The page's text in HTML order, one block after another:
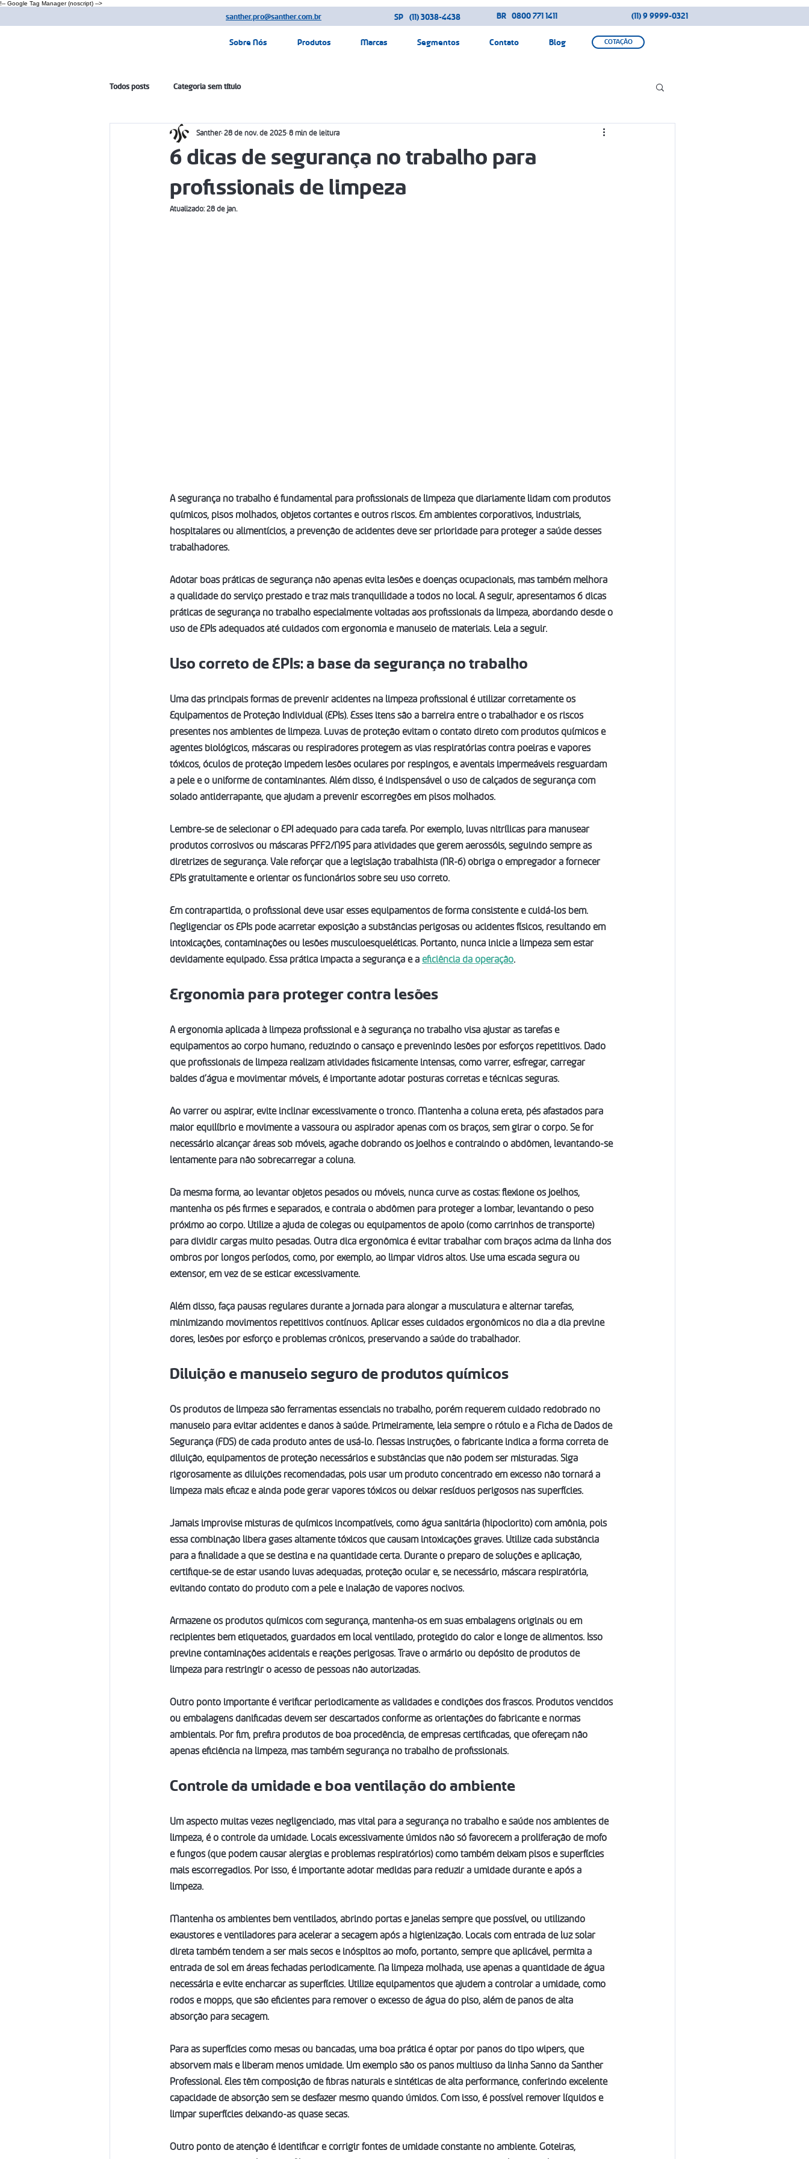
!-- Google Tag Manager (noscript) -->
santher.pro@santher.com.br SP (11) 3038-4438 BR 0800 771 1411 (11) 9 9999-0321
Sobre Nós Produtos Marcas Segmentos Contato Blog COTAÇÃO
Todos posts Categoria sem título
6 dicas de segurança no trabalho para
profissionais de limpeza
Santher 28 de nov. de 2025 8 min de leitura
Atualizado: 28 de jan.
A segurança no trabalho é fundamental para profissionais de limpeza que diariamente lidam com produtos
químicos, pisos molhados, objetos cortantes e outros riscos. Em ambientes corporativos, industriais,
hospitalares ou alimentícios, a prevenção de acidentes deve ser prioridade para proteger a saúde desses
trabalhadores.
Adotar boas práticas de segurança não apenas evita lesões e doenças ocupacionais, mas também melhora
a qualidade do serviço prestado e traz mais tranquilidade a todos no local. A seguir, apresentamos 6 dicas
práticas de segurança no trabalho especialmente voltadas aos profissionais da limpeza, abordando desde o
uso de EPIs adequados até cuidados com ergonomia e manuseio de materiais. Leia a seguir.
Uso correto de EPIs: a base da segurança no trabalho
Uma das principais formas de prevenir acidentes na limpeza profissional é utilizar corretamente os
Equipamentos de Proteção Individual (EPIs). Esses itens são a barreira entre o trabalhador e os riscos
presentes nos ambientes de limpeza. Luvas de proteção evitam o contato direto com produtos químicos e
agentes biológicos, máscaras ou respiradores protegem as vias respiratórias contra poeiras e vapores
tóxicos, óculos de proteção impedem lesões oculares por respingos, e aventais impermeáveis resguardam
a pele e o uniforme de contaminantes. Além disso, é indispensável o uso de calçados de segurança com
solado antiderrapante, que ajudam a prevenir escorregões em pisos molhados.
Lembre-se de selecionar o EPI adequado para cada tarefa. Por exemplo, luvas nitrílicas para manusear
produtos corrosivos ou máscaras PFF2/N95 para atividades que gerem aerossóis, seguindo sempre as
diretrizes de segurança. Vale reforçar que a legislação trabalhista (NR-6) obriga o empregador a fornecer
EPIs gratuitamente e orientar os funcionários sobre seu uso correto.
Em contrapartida, o profissional deve usar esses equipamentos de forma consistente e cuidá-los bem.
Negligenciar os EPIs pode acarretar exposição a substâncias perigosas ou acidentes físicos, resultando em
intoxicações, contaminações ou lesões musculoesqueléticas. Portanto, nunca inicie a limpeza sem estar
devidamente equipado. Essa prática impacta a segurança e a eficiência da operação.
Ergonomia para proteger contra lesões
A ergonomia aplicada à limpeza profissional e à segurança no trabalho visa ajustar as tarefas e
equipamentos ao corpo humano, reduzindo o cansaço e prevenindo lesões por esforços repetitivos. Dado
que profissionais de limpeza realizam atividades fisicamente intensas, como varrer, esfregar, carregar
baldes d’água e movimentar móveis, é importante adotar posturas corretas e técnicas seguras.
Ao varrer ou aspirar, evite inclinar excessivamente o tronco. Mantenha a coluna ereta, pés afastados para
maior equilíbrio e movimente a vassoura ou aspirador apenas com os braços, sem girar o corpo. Se for
necessário alcançar áreas sob móveis, agache dobrando os joelhos e contraindo o abdômen, levantando-se
lentamente para não sobrecarregar a coluna.
Da mesma forma, ao levantar objetos pesados ou móveis, nunca curve as costas: flexione os joelhos,
mantenha os pés firmes e separados, e contraia o abdômen para proteger a lombar, levantando o peso
próximo ao corpo. Utilize a ajuda de colegas ou equipamentos de apoio (como carrinhos de transporte)
para dividir cargas muito pesadas. Outra dica ergonômica é evitar trabalhar com braços acima da linha dos
ombros por longos períodos, como, por exemplo, ao limpar vidros altos. Use uma escada segura ou
extensor, em vez de se esticar excessivamente.
Além disso, faça pausas regulares durante a jornada para alongar a musculatura e alternar tarefas,
minimizando movimentos repetitivos contínuos. Aplicar esses cuidados ergonômicos no dia a dia previne
dores, lesões por esforço e problemas crônicos, preservando a saúde do trabalhador.
Diluição e manuseio seguro de produtos químicos
Os produtos de limpeza são ferramentas essenciais no trabalho, porém requerem cuidado redobrado no
manuseio para evitar acidentes e danos à saúde. Primeiramente, leia sempre o rótulo e a Ficha de Dados de
Segurança (FDS) de cada produto antes de usá-lo. Nessas instruções, o fabricante indica a forma correta de
diluição, equipamentos de proteção necessários e substâncias que não podem ser misturadas. Siga
rigorosamente as diluições recomendadas, pois usar um produto concentrado em excesso não tornará a
limpeza mais eficaz e ainda pode gerar vapores tóxicos ou deixar resíduos perigosos nas superfícies.
Jamais improvise misturas de químicos incompatíveis, como água sanitária (hipoclorito) com amônia, pois
essa combinação libera gases altamente tóxicos que causam intoxicações graves. Utilize cada substância
para a finalidade a que se destina e na quantidade certa. Durante o preparo de soluções e aplicação,
certifique-se de estar usando luvas adequadas, proteção ocular e, se necessário, máscara respiratória,
evitando contato do produto com a pele e inalação de vapores nocivos.
Armazene os produtos químicos com segurança, mantenha-os em suas embalagens originais ou em
recipientes bem etiquetados, guardados em local ventilado, protegido do calor e longe de alimentos. Isso
previne contaminações acidentais e reações perigosas. Trave o armário ou depósito de produtos de
limpeza para restringir o acesso de pessoas não autorizadas.
Outro ponto importante é verificar periodicamente as validades e condições dos frascos. Produtos vencidos
ou embalagens danificadas devem ser descartados conforme as orientações do fabricante e normas
ambientais. Por fim, prefira produtos de boa procedência, de empresas certificadas, que ofereçam não
apenas eficiência na limpeza, mas também segurança no trabalho de profissionais.
Controle da umidade e boa ventilação do ambiente
Um aspecto muitas vezes negligenciado, mas vital para a segurança no trabalho e saúde nos ambientes de
limpeza, é o controle da umidade. Locais excessivamente úmidos não só favorecem a proliferação de mofo
e fungos (que podem causar alergias e problemas respiratórios) como também deixam pisos e superfícies
mais escorregadios. Por isso, é importante adotar medidas para reduzir a umidade durante e após a
limpeza.
Mantenha os ambientes bem ventilados, abrindo portas e janelas sempre que possível, ou utilizando
exaustores e ventiladores para acelerar a secagem após a higienização. Locais com entrada de luz solar
direta também tendem a ser mais secos e inóspitos ao mofo, portanto, sempre que aplicável, permita a
entrada de sol em áreas fechadas periodicamente. Na limpeza molhada, use apenas a quantidade de água
necessária e evite encharcar as superfícies. Utilize equipamentos que ajudem a controlar a umidade, como
rodos e mopps, que são eficientes para remover o excesso de água do piso, além de panos de alta
absorção para secagem.
Para as superfícies como mesas ou bancadas, uma boa prática é optar por panos do tipo wipers, que
absorvem mais e liberam menos umidade. Um exemplo são os panos multiuso da linha Sanno da Santher
Professional. Eles têm composição de fibras naturais e sintéticas de alta performance, conferindo excelente
capacidade de absorção sem se desfazer mesmo quando úmidos. Com isso, é possível remover líquidos e
limpar superfícies deixando-as quase secas.
Outro ponto de atenção é identificar e corrigir fontes de umidade constante no ambiente. Goteiras,